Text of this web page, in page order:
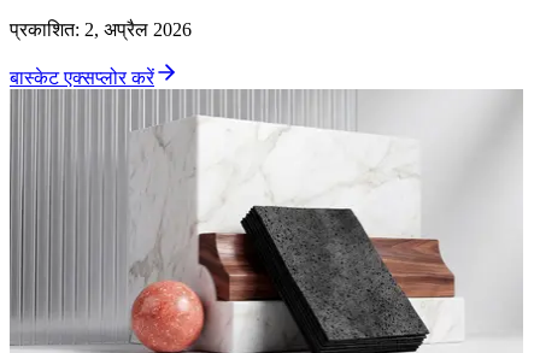
प्रकाशित: 2, अप्रैल 2026
बास्केट एक्सप्लोर करें